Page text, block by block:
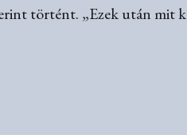
történt. „Ezek után mit